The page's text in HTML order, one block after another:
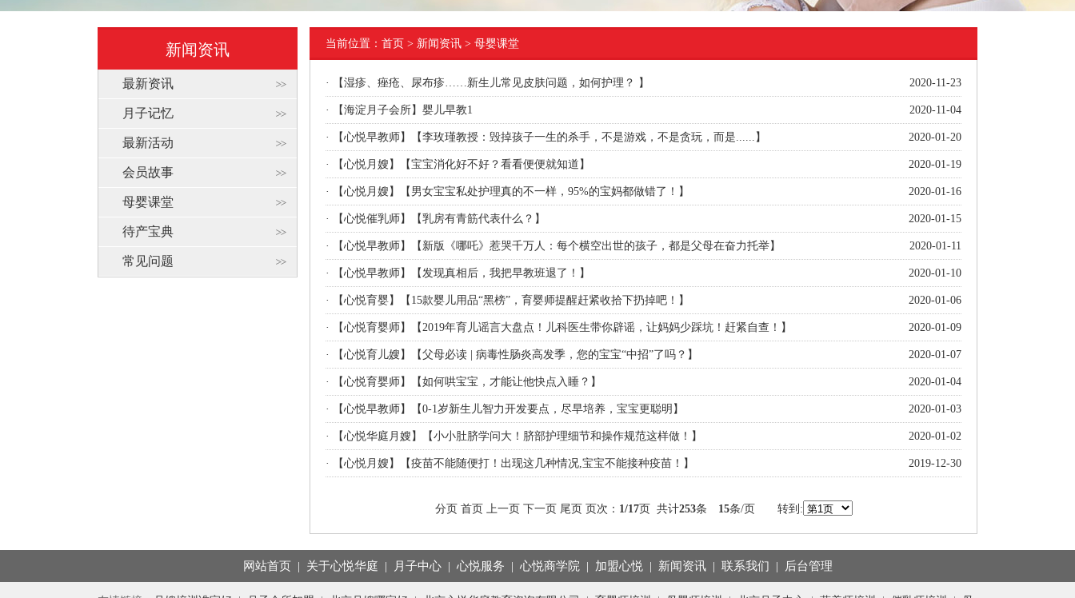
新闻资讯
最新资讯
月子记忆
最新活动
会员故事
母婴课堂
待产宝典
常见问题
当前位置： 首页 > 新闻资讯 > 母婴课堂
2020-11-23
· 【湿疹、痤疮、尿布疹……新生儿常见皮肤问题，如何护理？ 】
2020-11-04
· 【海淀月子会所】婴儿早教1
2020-01-20
· 【心悦早教师】【李玫瑾教授：毁掉孩子一生的杀手，不是游戏，不是贪玩，而是......】
2020-01-19
· 【心悦月嫂】【宝宝消化好不好？看看便便就知道】
2020-01-16
· 【心悦月嫂】【男女宝宝私处护理真的不一样，95%的宝妈都做错了！】
2020-01-15
· 【心悦催乳师】【乳房有青筋代表什么？】
2020-01-11
· 【心悦早教师】【新版《哪吒》惹哭千万人：每个横空出世的孩子，都是父母在奋力托举】
2020-01-10
· 【心悦早教师】【发现真相后，我把早教班退了！】
2020-01-06
· 【心悦育婴】【15款婴儿用品“黑榜”，育婴师提醒赶紧收拾下扔掉吧！】
2020-01-09
· 【心悦育婴师】【2019年育儿谣言大盘点！儿科医生带你辟谣，让妈妈少踩坑！赶紧自查！】
2020-01-07
· 【心悦育儿嫂】【父母必读 | 病毒性肠炎高发季，您的宝宝“中招”了吗？】
2020-01-04
· 【心悦育婴师】【如何哄宝宝，才能让他快点入睡？】
2020-01-03
· 【心悦早教师】【0-1岁新生儿智力开发要点，尽早培养，宝宝更聪明】
2020-01-02
· 【心悦华庭月嫂】【小小肚脐学问大！脐部护理细节和操作规范这样做！】
2019-12-30
· 【心悦月嫂】【疫苗不能随便打！出现这几种情况,宝宝不能接种疫苗！】
分页 首页 上一页 下一页 尾页 页次： 1/17页 共计253条 15条/页 转到:
网站首页| 关于心悦华庭 | 月子中心| 心悦服务 | 心悦商学院 | 加盟心悦| 新闻资讯| 联系我们 | 后台管理